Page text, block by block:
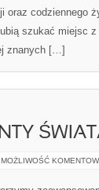
oraz codziennego
szukać miejsc z
znanych […]
MOŻLIWOŚĆ